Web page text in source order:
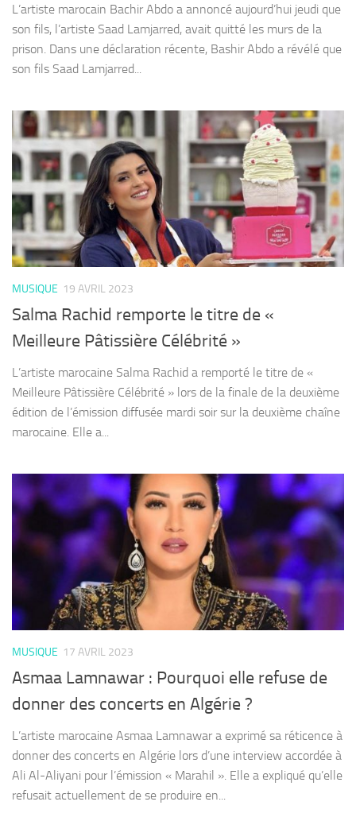
L’artiste marocain Bachir Abdo a annoncé aujourd’hui jeudi que
son fils, l’artiste Saad Lamjarred, avait quitté les murs de la
prison. Dans une déclaration récente, Bashir Abdo a révélé que
son fils Saad Lamjarred...
MUSIQUE 19 AVRIL 2023
Salma Rachid remporte le titre de «
Meilleure Pâtissière Célébrité »
L’artiste marocaine Salma Rachid a remporté le titre de «
Meilleure Pâtissière Célébrité » lors de la finale de la deuxième
édition de l’émission diffusée mardi soir sur la deuxième chaîne
marocaine. Elle a...
MUSIQUE 17 AVRIL 2023
Asmaa Lamnawar : Pourquoi elle refuse de
donner des concerts en Algérie ?
L’artiste marocaine Asmaa Lamnawar a exprimé sa réticence à
donner des concerts en Algérie lors d’une interview accordée à
Ali Al-Aliyani pour l’émission « Marahil ». Elle a expliqué qu’elle
refusait actuellement de se produire en...